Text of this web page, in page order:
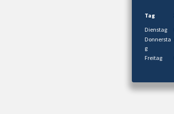
Tag
Dienstag
Donnersta
g
Freitag